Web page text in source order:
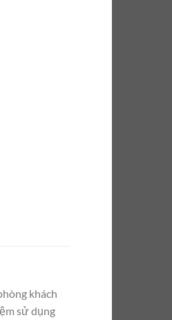
khách
sử dụng